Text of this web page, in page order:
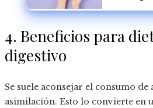
4. Beneficios para
digestivo
Se suele aconsejar el consumo
asimilación. Esto lo convierte en